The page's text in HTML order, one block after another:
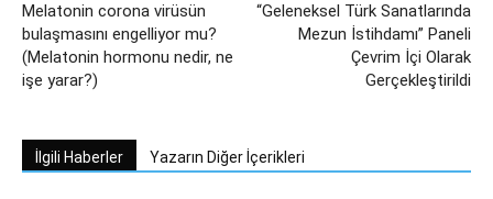
Melatonin corona virüsün
bulaşmasını engelliyor mu?
(Melatonin hormonu nedir, ne
işe yarar?)
“Geleneksel Türk Sanatlarında
Mezun İstihdamı” Paneli
Çevrim İçi Olarak
Gerçekleştirildi
İlgili Haberler Yazarın Diğer İçerikleri